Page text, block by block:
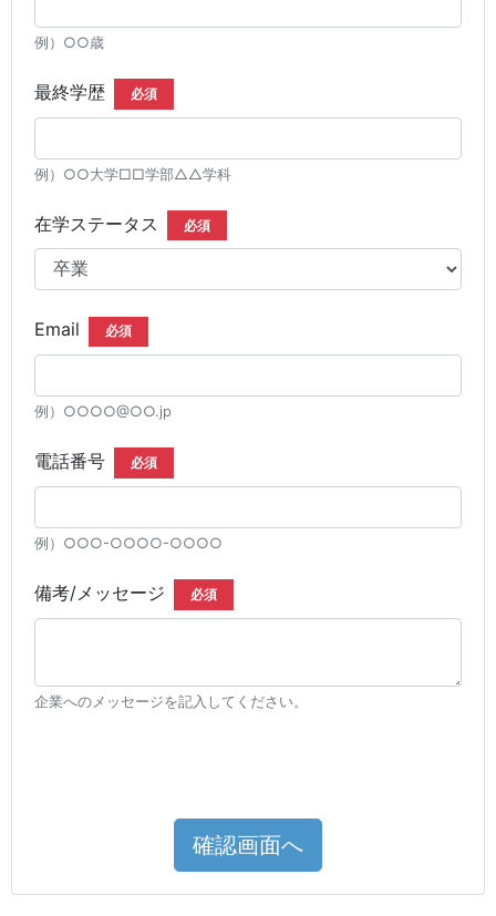
例）○○歳
最終学歴 必須
例）○○大学□□学部△△学科
在学ステータス 必須
Email 必須
例）○○○○@○○.jp
電話番号 必須
例）○○○-○○○○-○○○○
備考/メッセージ 必須
企業へのメッセージを記入してください。
確認画面へ